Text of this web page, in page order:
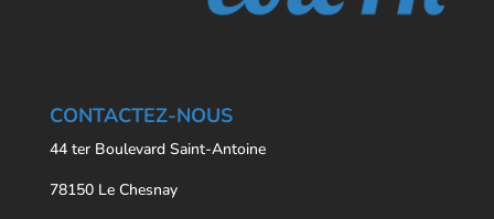
CONTACTEZ-NOUS
44 ter Boulevard Saint-Antoine
78150 Le Chesnay